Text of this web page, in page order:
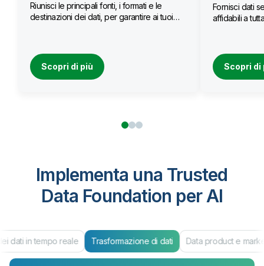
Riunisci le principali fonti, i formati e le
destinazioni dei dati, per garantire ai tuoi
Scopri di più
Fornisci dati
affidabili a
Scopri di
Implementa una Trusted
Data Foundation per AI
dati in tempo reale Trasformazione di dati Data product e